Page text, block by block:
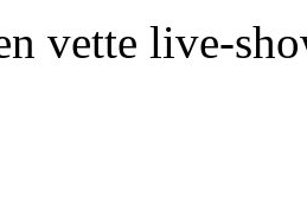
vette live-